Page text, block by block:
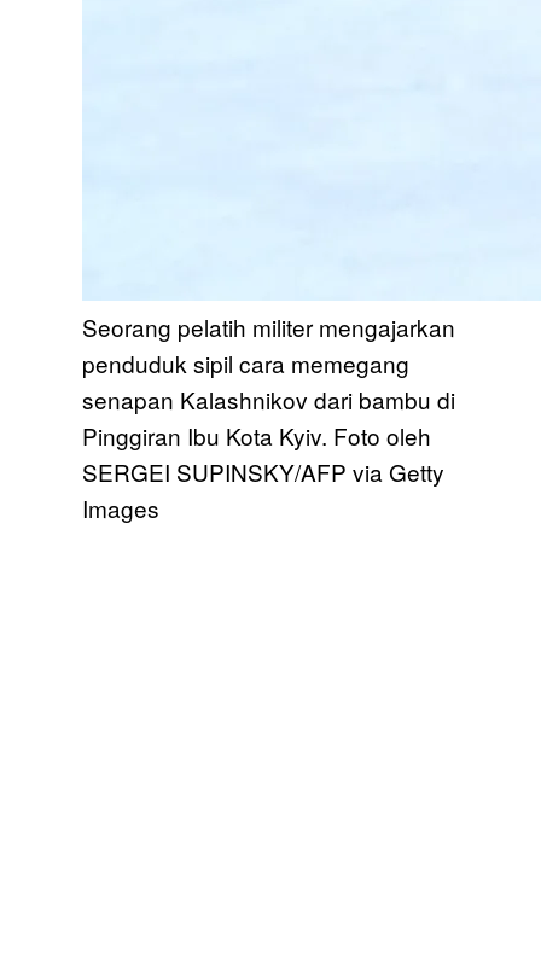
Seorang pelatih militer mengajarkan
penduduk sipil cara memegang
senapan Kalashnikov dari bambu di
Pinggiran Ibu Kota Kyiv. Foto oleh
SERGEI SUPINSKY/AFP via Getty
Images